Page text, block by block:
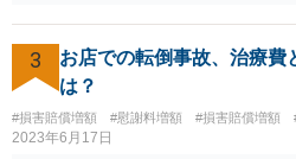
ならほとんど充足できるか多くが返っ
いいかなと思うのですが。 →LAC基準
通事故事案ではより定額の費用として
います。費用面も含めて、弁護士さん
ませんね。 かなり具体的な話も多くな
い合わせてみるとよいと思います。
3
お店での転倒事故、治療費
は？
#損害賠償増額 #慰謝料増額 #損害賠償増額
2023年6月17日